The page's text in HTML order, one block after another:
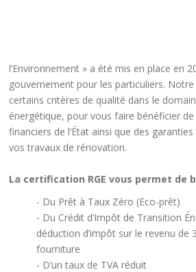
l’Environnement » a été mis en place en
gouvernement pour les particuliers.
certains critères de qualité dans le
énergétique, pour vous faire bénéficier
financiers de l’État ainsi que des
vos travaux de rénovation.
La certification RGE vous permet de
- Du Prêt à Taux Zéro (Eco-prêt)
- Du Crédit d’Impôt de Transition
déduction d’impôt sur le revenu de
fourniture
- D’un taux de TVA réduit